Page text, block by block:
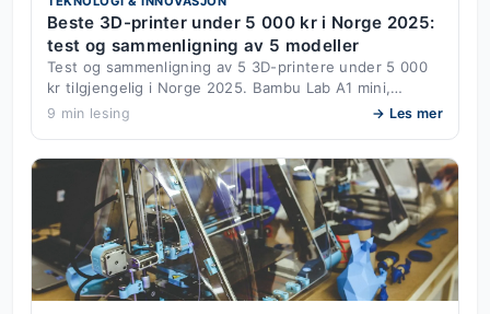
Beste 3D-printer under 5 000 kr i Norge 2025:
test og sammenligning av 5 modeller
Test og sammenligning av 5 3D-printere under 5 000
kr tilgjengelig i Norge 2025. Bambu Lab A1 mini,…
9 min lesing → Les mer